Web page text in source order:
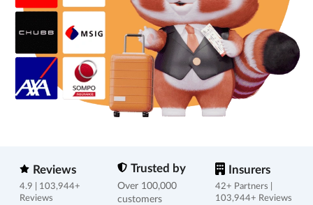
Reviews
4.9 | 103,944+
Reviews
Trusted by
Over 100,000
customers
Insurers
42+ Partners |
103,944+ Reviews